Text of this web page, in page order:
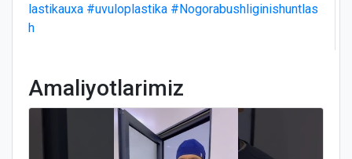
lastikauxa #uvuloplastika #Nogorabushliginishuntlas
h
Amaliyotlarimiz